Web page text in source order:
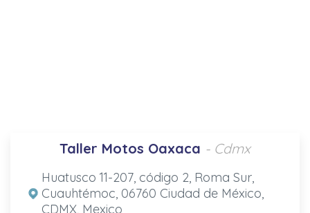
Taller Motos Oaxaca - Cdmx
Huatusco 11-207, código 2, Roma Sur,
Cuauhtémoc, 06760 Ciudad de México,
CDMX, Mexico